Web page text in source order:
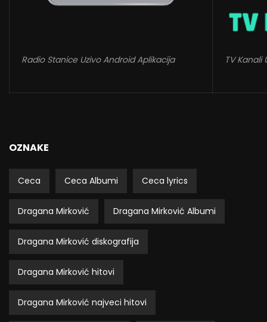
Radio Stanice Uzivo Android Aplikacija TV Kanali
OZNAKE
Ceca Ceca Albumi Ceca lyrics
Dragana Mirković Dragana Mirković Albumi
Dragana Mirković diskografija
Dragana Mirković hitovi
Dragana Mirković najveci hitovi